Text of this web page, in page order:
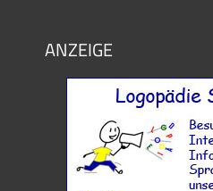
ANZEIGE